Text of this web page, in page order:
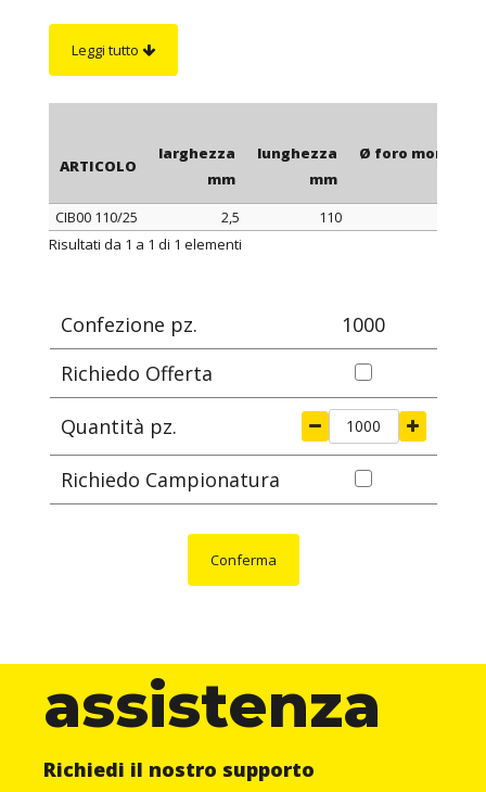
parallele al pannello.
Su richiesta
Leggi tutto
ARTICOLO
larghezza
mm
lunghezza
mm
Ø foro
ARTICOLO
larghezza
CIB00 110/25 2,5 110
Risultati da 1 a 1 di 1 elementi
Confezione pz.
1000
Richiedo Offerta
Quantità pz.
Richiedo Campionatura
Conferma
assistenza
Richiedi il nostro supporto